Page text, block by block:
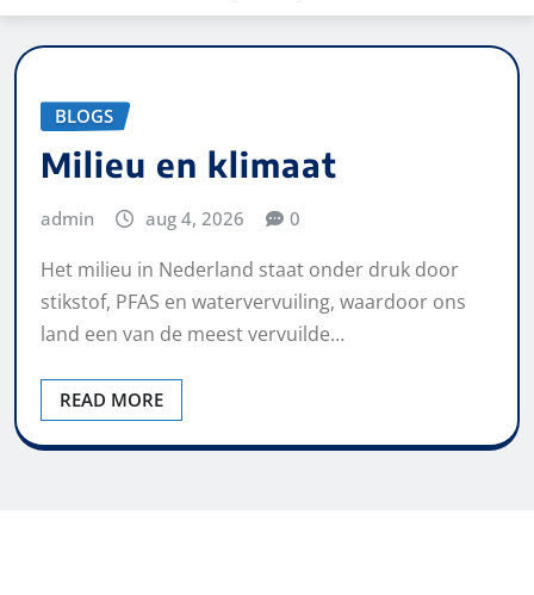
BLOGS
Milieu en klimaat
admin aug 4, 2026 0
Het milieu in Nederland staat onder druk door
stikstof, PFAS en watervervuiling, waardoor ons
land een van de meest vervuilde…
READ MORE